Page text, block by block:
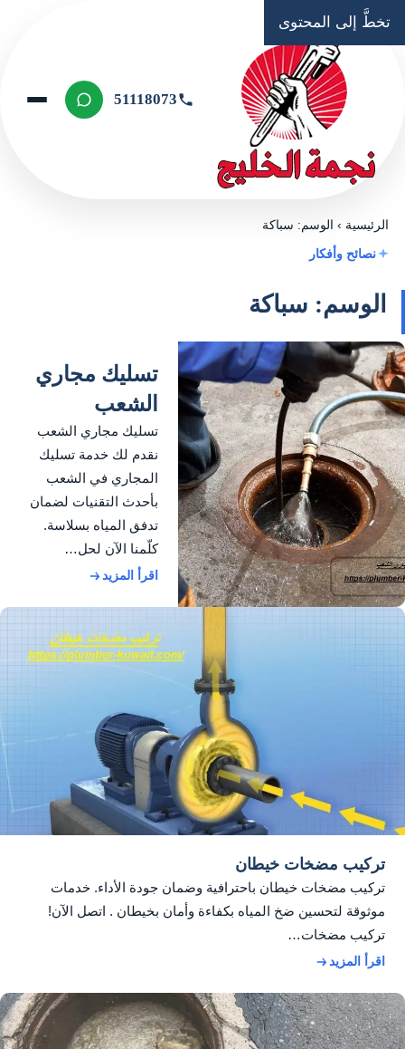
تخطَّ إلى المحتوى
51118073
الرئيسية ›الوسم: سباكة
نصائح وأفكار
الوسم: سباكة
تسليك مجاري
الشعب
تسليك مجاري الشعب
نقدم لك خدمة تسليك
المجاري في الشعب
بأحدث التقنيات لضمان
تدفق المياه بسلاسة.
كلّمنا الآن لحل…
اقرأ المزيد
تركيب مضخات خيطان
تركيب مضخات خيطان باحترافية وضمان جودة الأداء. خدمات
موثوقة لتحسين ضخ المياه بكفاءة وأمان بخيطان . اتصل الآن!
تركيب مضخات…
اقرأ المزيد